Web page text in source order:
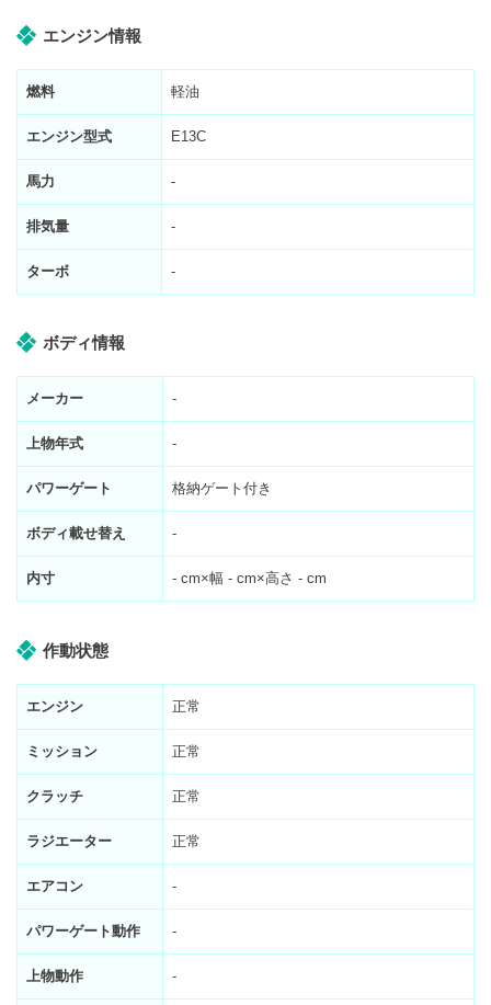
エンジン情報
燃料 軽油
エンジン型式 E13C
馬力 -
排気量 -
ターボ -
ボディ情報
メーカー -
上物年式 -
パワーゲート 格納ゲート付き
ボディ載せ替え -
内寸 - cm×幅 - cm×高さ - cm
作動状態
エンジン 正常
ミッション 正常
クラッチ 正常
ラジエーター 正常
エアコン -
パワーゲート動作 -
上物動作 -